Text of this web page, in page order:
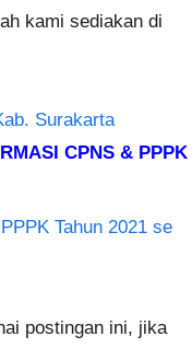
kami sediakan di
Surakarta
CPNS & PPPK
Tahun 2021 se
postingan ini, jika